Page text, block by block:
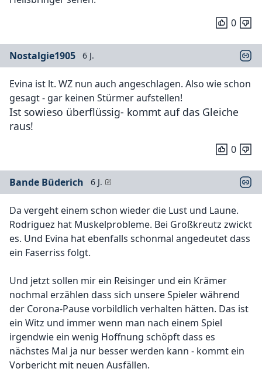
0
Nostalgie1905 6 J.
Evina ist lt. WZ nun auch angeschlagen. Also wie schon
gesagt - gar keinen Stürmer aufstellen!
Ist sowieso überflüssig- kommt auf das Gleiche
raus!
0
Bande Büderich 6 J.
Da vergeht einem schon wieder die Lust und Laune.
Rodriguez hat Muskelprobleme. Bei Großkreutz zwickt
es. Und Evina hat ebenfalls schonmal angedeutet dass
ein Faserriss folgt.
Und jetzt sollen mir ein Reisinger und ein Krämer
nochmal erzählen dass sich unsere Spieler während
der Corona-Pause vorbildlich verhalten hätten. Das ist
ein Witz und immer wenn man nach einem Spiel
irgendwie ein wenig Hoffnung schöpft dass es
nächstes Mal ja nur besser werden kann - kommt ein
Vorbericht mit neuen Ausfällen.